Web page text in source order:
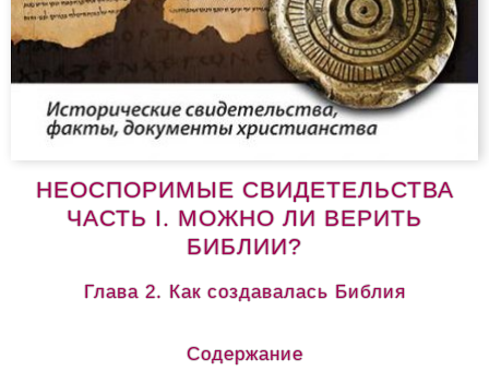
НЕОСПОРИМЫЕ СВИДЕТЕЛЬСТВА
ЧАСТЬ I. МОЖНО ЛИ ВЕРИТЬ
БИБЛИИ?
Глава 2. Как создавалась Библия
Содержание